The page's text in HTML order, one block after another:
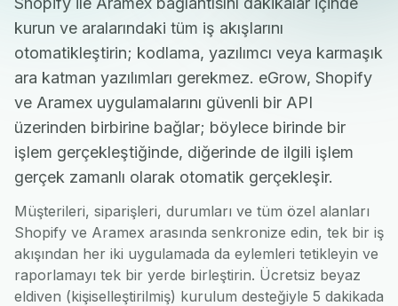
kurun ve aralarındaki tüm iş akışlarını
otomatikleştirin; kodlama, yazılımcı veya karmaşık
ara katman yazılımları gerekmez. eGrow, Shopify
ve Aramex uygulamalarını güvenli bir API
üzerinden birbirine bağlar; böylece birinde bir
işlem gerçekleştiğinde, diğerinde de ilgili işlem
gerçek zamanlı olarak otomatik gerçekleşir.
Müşterileri, siparişleri, durumları ve tüm özel alanları
Shopify ve Aramex arasında senkronize edin, tek bir iş
akışından her iki uygulamada da eylemleri tetikleyin ve
raporlamayı tek bir yerde birleştirin. Ücretsiz beyaz
eldiven (kişiselleştirilmiş) kurulum desteğiyle 5 dakikada